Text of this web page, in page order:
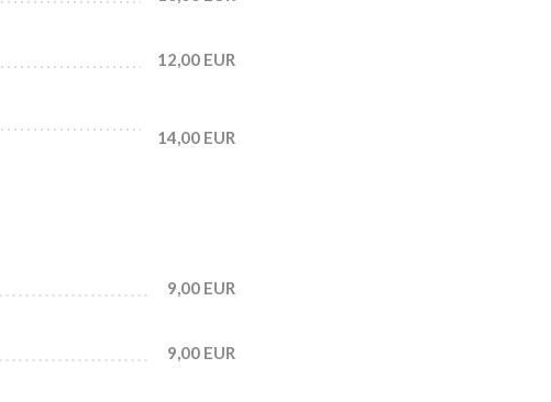
12,00 EUR
14,00 EUR
9,00 EUR
9,00 EUR